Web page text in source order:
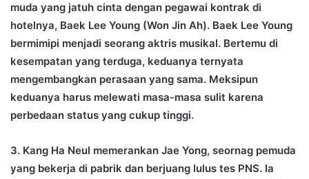
muda yang jatuh cinta dengan pegawai kontrak di
hotelnya, Baek Lee Young (Won Jin Ah). Baek Lee Young
bermimipi menjadi seorang aktris musikal. Bertemu di
kesempatan yang terduga, keduanya ternyata
mengembangkan perasaan yang sama. Meksipun
keduanya harus melewati masa-masa sulit karena
perbedaan status yang cukup tinggi.
3. Kang Ha Neul memerankan Jae Yong, seornag pemuda
yang bekerja di pabrik dan berjuang lulus tes PNS. Ia